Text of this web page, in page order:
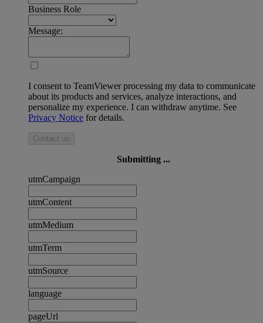
Business Role
Message:
I consent to TeamViewer processing my data to communicate
about its products and services, analyze interactions, and
personalize my experience. I can withdraw anytime. See
Privacy Notice for details.
Contact us
Submitting ...
utmCampaign
utmContent
utmMedium
utmTerm
utmSource
language
pageUrl